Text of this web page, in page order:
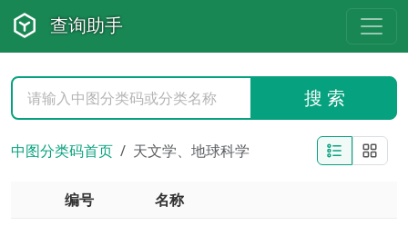
查询助手
搜 索
中图分类码首页 天文学、地球科学
编号
名称